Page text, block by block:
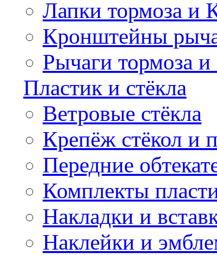
Лапки тормоза и
Кронштейны
Рычаги тормоза и
Пластик и стёкла
Ветровые стёкла
Крепёж стёкол и
Передние
Комплекты
Накладки и
Наклейки и